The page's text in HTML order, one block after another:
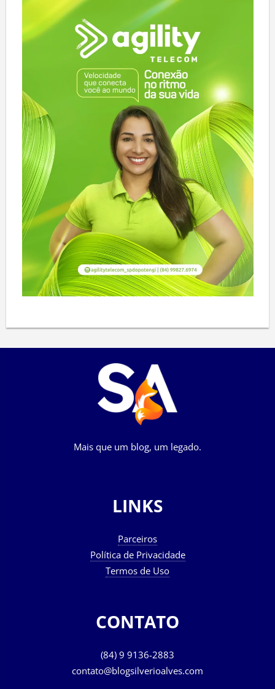
Mais que um blog, um legado.
LINKS
Parceiros
Política de Privacidade
Termos de Uso
CONTATO
(84) 9 9136-2883
contato@blogsilverioalves.com